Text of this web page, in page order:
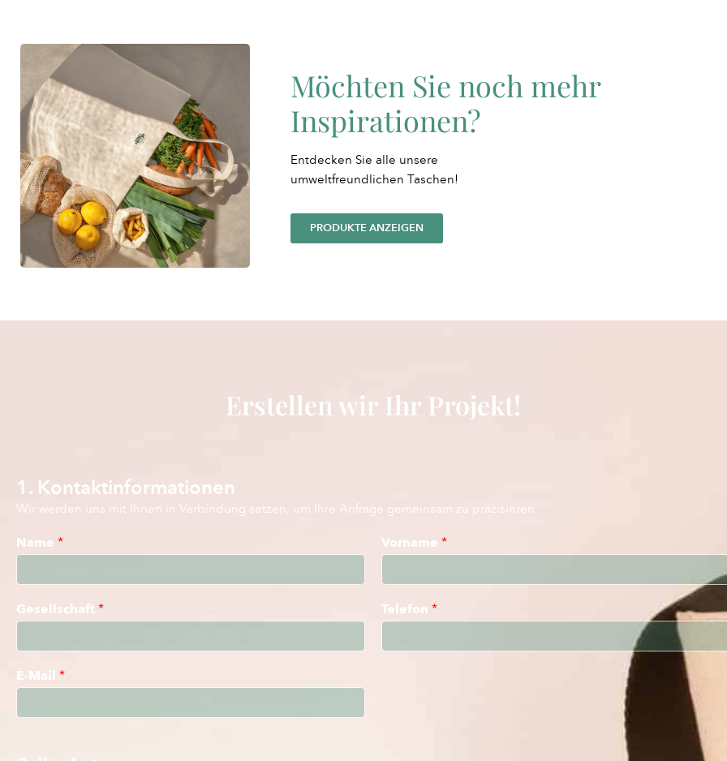
Möchten Sie noch mehr
Inspirationen?
Entdecken Sie alle unsere
umweltfreundlichen Taschen!
PRODUKTE ANZEIGEN
Erstellen wir Ihr Projekt!
1. Kontaktinformationen
Wir werden uns mit Ihnen in Verbindung setzen, um Ihre Anfrage gemeinsam zu präzisieren.
Name * Vorname *
Gesellschaft *
E-Mail *
Telefon *